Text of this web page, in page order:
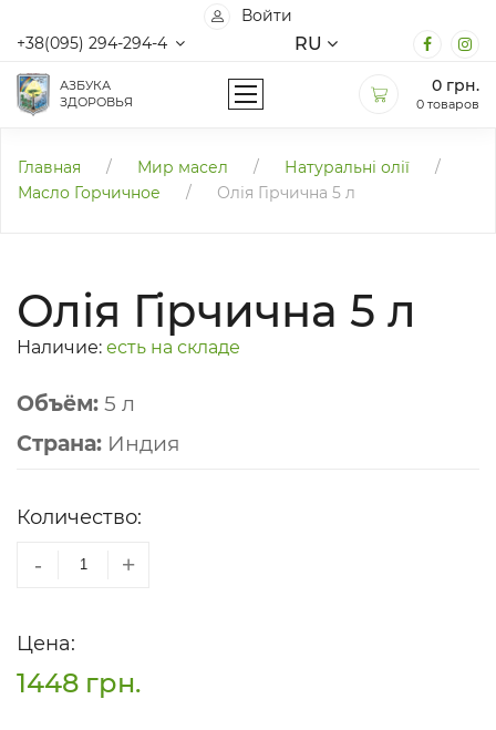
Войти
+38(095) 294-294-4
RU
АЗБУКА
ЗДОРОВЬЯ
0 грн.
0 товаров
Главная / Мир масел / Натуральні олії
/
Масло Горчичное
/ Олія Гірчична 5 л
Олія Гірчична 5 л
Наличие: есть на складе
Объём: 5 л
Страна: Индия
Количество:
- +
Цена:
1448 грн.